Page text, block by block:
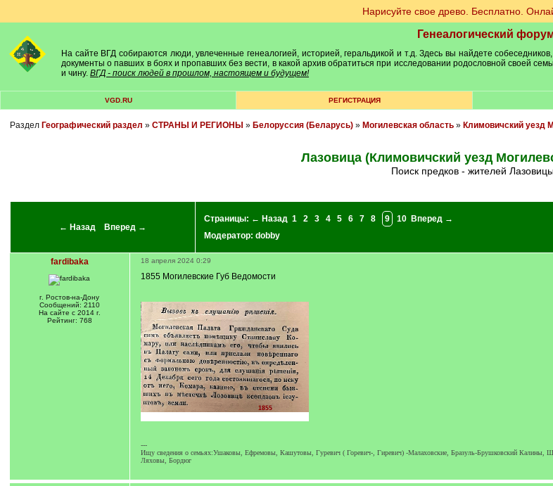
Нарисуйте свое древо. Бесплатно.
Генеалогический
На сайте ВГД собираются люди, увлеченные генеалогией, историей, геральдикой и т.д. Здесь вы найдете
документы о павших в боях и пропавших без вести, в какой архив обратиться при исследовании родословной своей
и чину. ВГД - поиск людей в прошлом, настоящем и будущем!
VGD.RU РЕГИСТРАЦИЯ
Раздел Географический раздел » СТРАНЫ И РЕГИОНЫ » Белоруссия (Беларусь)» Могилевская область» Климовичский уезд
Лазовица (Климовичский уезд
Поиск предков - жителей
← Назад Вперед →
Страницы: ← Назад 1 2 3 4 5 6 7 8 9 10
Вперед →
Модератор: dobby
fardibaka
г. Ростов-на-Дону
Сообщений: 2110
На сайте с 2014 г.
Рейтинг: 768
18 апреля 2024 0:29
1855 Могилевские Губ Ведомости
---
Ищу сведения о семьях:Ушаковы, Ефремовы, Кашутовы, Гуревич ( Горевич-, Гиревич) -Малаховские, Бразуль-Брушковский
Ляховы, Бордюг